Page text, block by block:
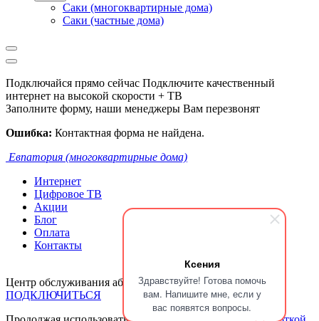
Ксения
Здравствуйте! Готова помочь
вам. Напишите мне, если у
вас появятся вопросы.
Саки (многоквартирные дома)
Саки (частные дома)
Подключайся прямо сейчас Подключите качественный
интернет на высокой скорости + ТВ
Заполните форму, наши менеджеры Вам перезвонят
Ошибка: Контактная форма не найдена.
Евпатория (многоквартирные дома)
Интернет
Цифровое ТВ
Акции
Блог
Оплата
Контакты
Центр обслуживания абонентов: +7 918 018 55 22
ПОДКЛЮЧИТЬСЯ